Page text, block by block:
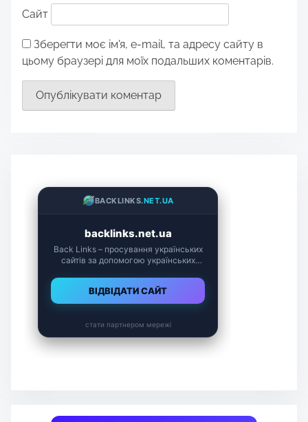
Сайт
Зберегти моє ім'я, e-mail, та адресу сайту в
цьому браузері для моїх подальших коментарів.